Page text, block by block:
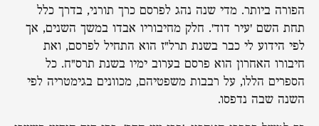
הפורה ביותר. מדי שנה נהג לפרסם כרך תורני, בדרך כלל
תחת השם 'עיר דוד'. חלק מחיבוריו אבדו במשך השנים, אך
לפי הידוע לי כבר בשנת תרל"ז הוא התחיל לפרסם, ואת
חיבורו האחרון הוא פרסם בערוב ימיו בשנת תרס"ח. כל
הספרים הללו, על רבבות משפטיהם, מכוונים בגימטריה לפי
השנה שבה נדפסו.